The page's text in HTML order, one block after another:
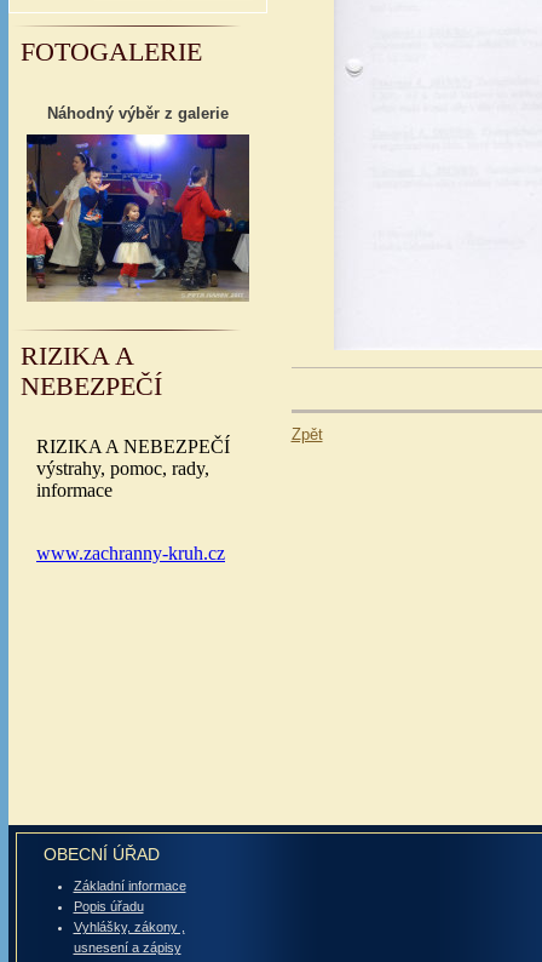
FOTOGALERIE
Náhodný výběr z galerie
RIZIKA A
NEBEZPEČÍ
Zpět
OBECNÍ ÚŘAD
Základní informace
Popis úřadu
Vyhlášky, zákony ,
usnesení a zápisy